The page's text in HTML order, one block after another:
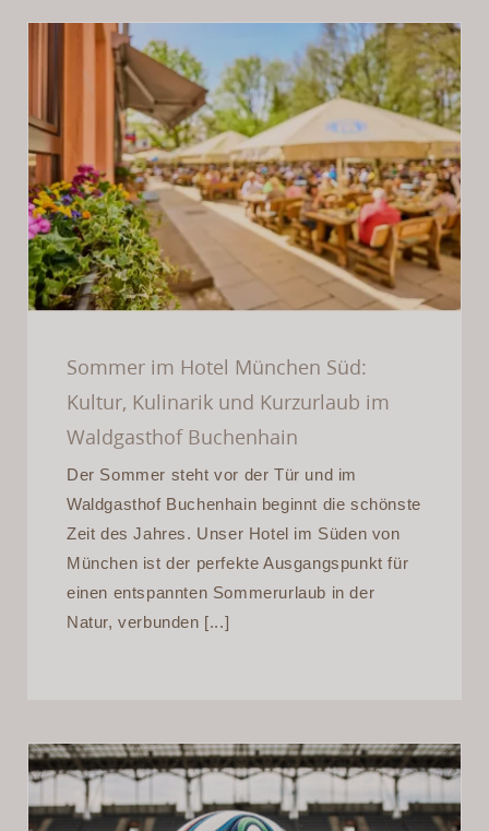
Sommer im Hotel München
Süd: Kultur, Kulinarik und
Kurzurlaub im Waldgasthof
Buchenhain
Sommer im Hotel München Süd:
Kultur, Kulinarik und Kurzurlaub im
Waldgasthof Buchenhain
Der Sommer steht vor der Tür und im
Waldgasthof Buchenhain beginnt die schönste
Zeit des Jahres. Unser Hotel im Süden von
München ist der perfekte Ausgangspunkt für
einen entspannten Sommerurlaub in der
Natur, verbunden [...]